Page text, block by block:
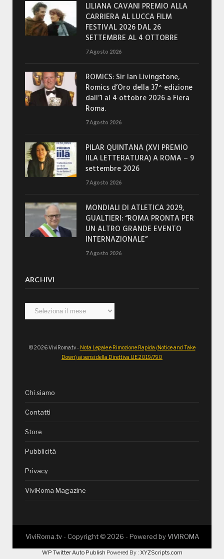
LILIANA CAVANI PREMIO ALLA
CARRIERA AL LUCCA FILM
FESTIVAL 2026 DAL 26
SETTEMBRE AL 4 OTTOBRE
7 Agosto 2026
ROMICS: Sir Ian Livingstone,
Romics d’Oro della 37^ edizione
dall’1 al 4 ottobre 2026 a Fiera
Roma.
7 Agosto 2026
PILAR QUINTANA (XVI PREMIO
IILA LETTERATURA) A ROMA – 9
settembre 2026
7 Agosto 2026
MONDIALI DI ATLETICA 2029,
GUALTIERI: “ROMA PRONTA PER
UN ALTRO GRANDE EVENTO
INTERNAZIONALE”
7 Agosto 2026
ARCHIVI
Archivi
© 2026 ViviRoma.tv - Nota Legale e Rimozione Rapida (Notice and Take
Down) ai sensi della Direttiva UE 2019/790
Chi siamo
Contatti
Store
Pubblicità
Privacy
ViviRoma Magazine
ViviRoma.tv - Copyright ©2026 - Powered byVIVIROMA
WP Twitter Auto Publish Powered By : XYZScripts.com